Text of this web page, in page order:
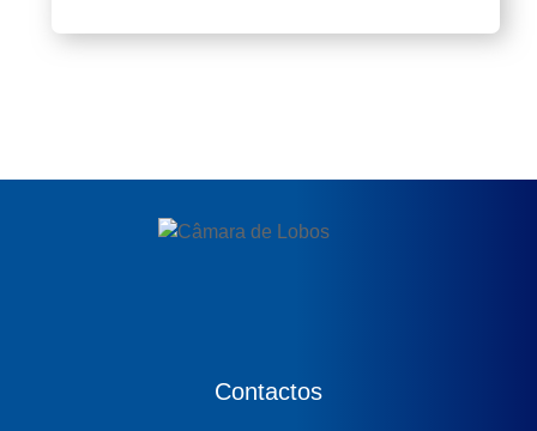
Contactos